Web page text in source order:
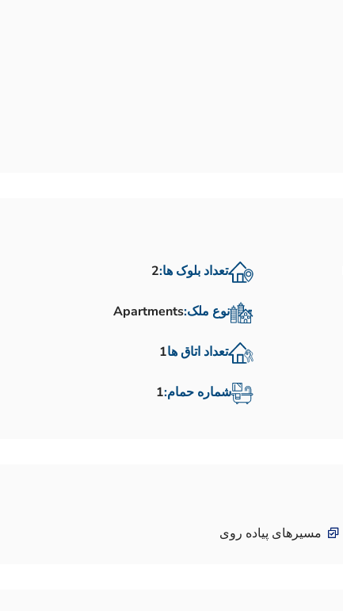
تعداد بلوک ها:2
نوع ملک:Apartments
تعداد اتاق ها1
شماره حمام:1
مسیرهای پیاده روی